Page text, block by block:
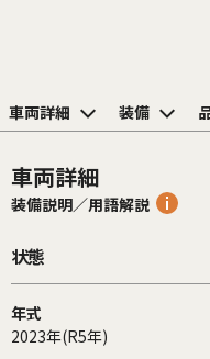
車両詳細 装備
車両詳細
装備説明／用語解説
状態
年式
2023年(R5年)